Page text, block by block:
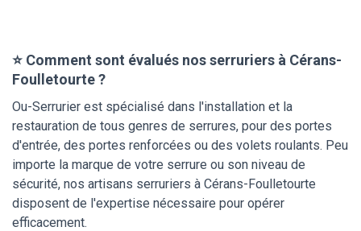
⭐ Comment sont évalués nos serruriers à Cérans-
Foulletourte ?
Ou-Serrurier est spécialisé dans l'installation et la
restauration de tous genres de serrures, pour des portes
d'entrée, des portes renforcées ou des volets roulants. Peu
importe la marque de votre serrure ou son niveau de
sécurité, nos artisans serruriers à Cérans-Foulletourte
disposent de l'expertise nécessaire pour opérer
efficacement.